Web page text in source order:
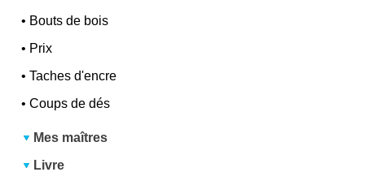
• Bouts de bois
• Prix
•Taches d'encre
•Coups de dés
Mes maîtres
Livre